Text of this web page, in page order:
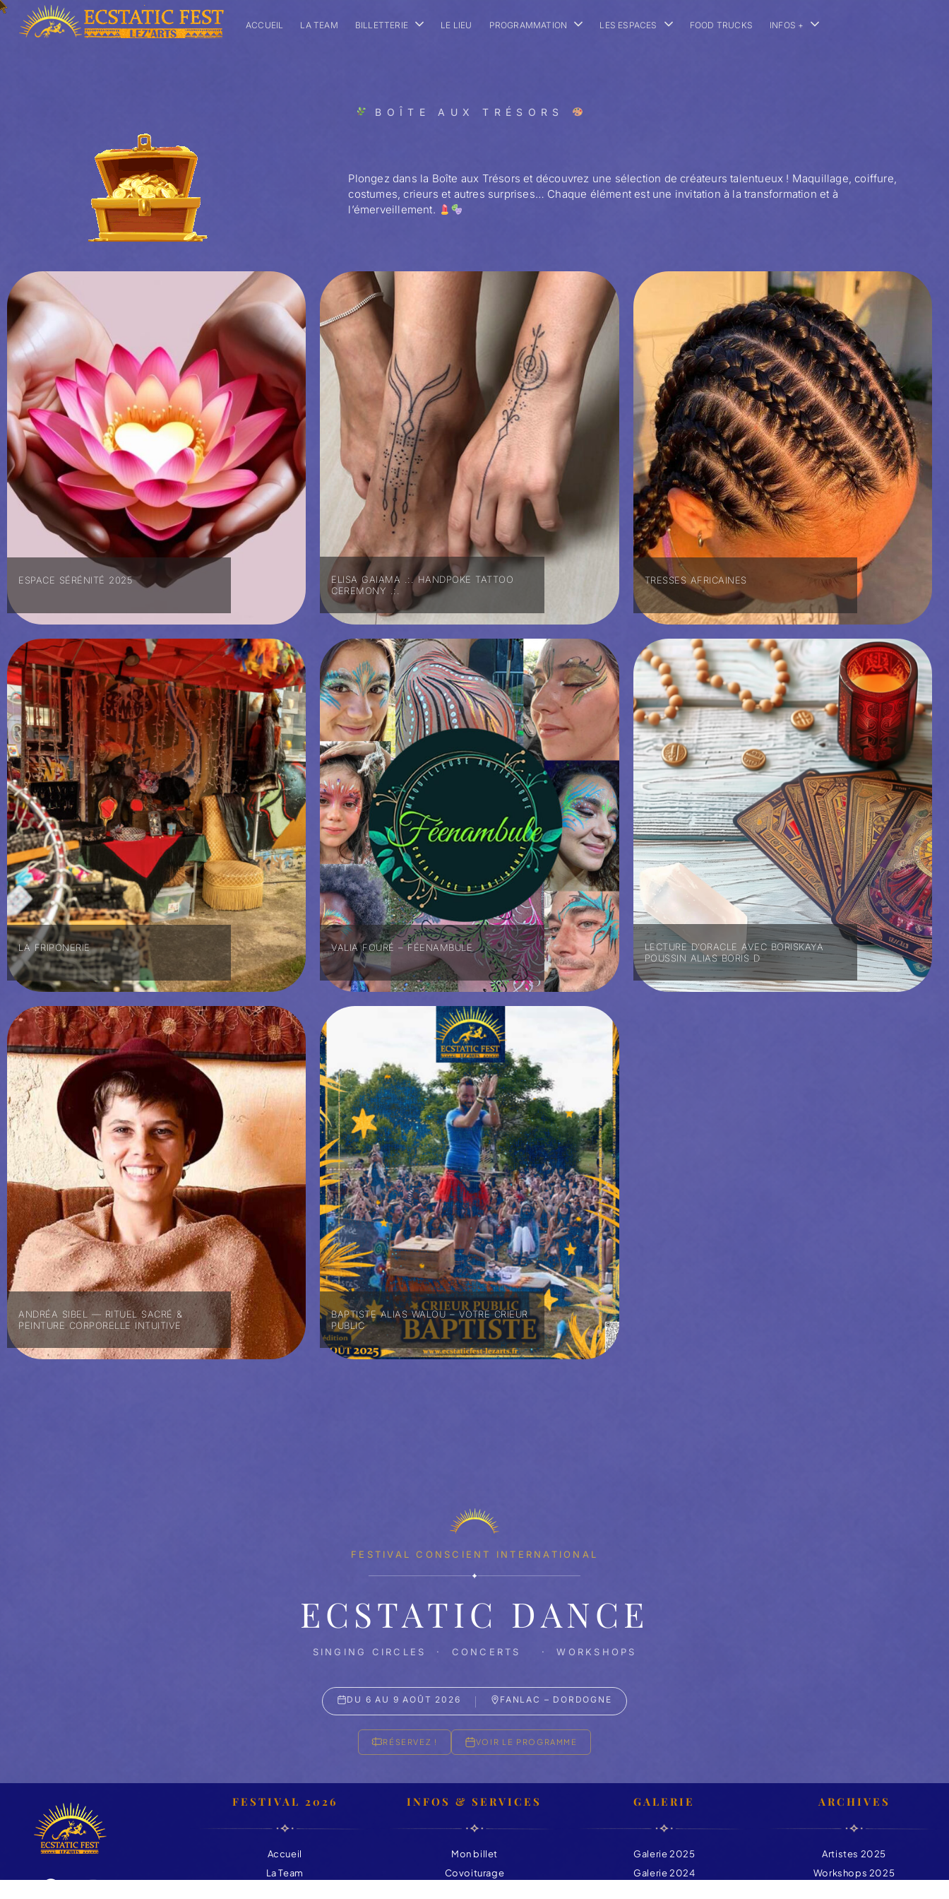
ACCUEIL LA TEAM BILLETTERIE LE LIEU PROGRAMMATION LES ESPACES FOOD TRUCKS INFOS +
BOÎTE AUX TRÉSORS
Plongez dans la Boîte aux Trésors et découvrez une sélection de créateurs talentueux ! Maquillage, coiffure,
costumes, crieurs et autres surprises… Chaque élément est une invitation à la transformation et à
l’émerveillement.
ESPACE SÉRÉNITÉ 2025
ELISA GAIAMA .:. HANDPOKE TATTOO
CEREMONY .:.
TRESSES AFRICAINES
LA FRIPONERIE VALIA FOURÉ – FÉENAMBULE
LECTURE D’ORACLE AVEC BORISKAYA
POUSSIN ALIAS BORIS D
ANDRÉA SIBEL — RITUEL SACRÉ &
PEINTURE CORPORELLE INTUITIVE
BAPTISTE ALIAS WALOU – VOTRE CRIEUR
PUBLIC
FESTIVAL CONSCIENT INTERNATIONAL
✦
ECSTATIC DANCE
SINGING CIRCLES · CONCERTS · WORKSHOPS
DU 6 AU 9 AOÛT 2026 FANLAC – DORDOGNE
RÉSERVEZ ! VOIR LE PROGRAMME
FESTIVAL 2026
Accueil
La Team
INFOS & SERVICES
Mon billet
Covoiturage
GALERIE
Galerie 2025
Galerie 2024
ARCHIVES
Artistes 2025
Workshops 2025